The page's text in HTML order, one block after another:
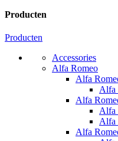
Producten
Producten
Accessories
Alfa Romeo
Alfa
Alfa
Alfa
Alfa
Alfa
Alfa